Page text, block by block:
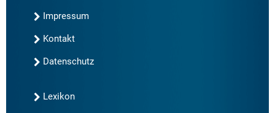
Impressum
Kontakt
Datenschutz
Lexikon